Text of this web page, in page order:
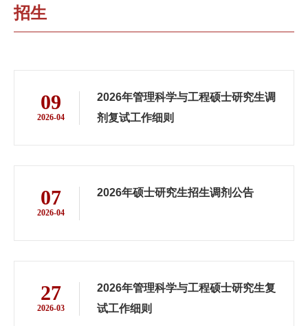
招生
09
2026-04
2026年管理科学与工程硕士研究生调
剂复试工作细则
07
2026-04
2026年硕士研究生招生调剂公告
27
2026-03
2026年管理科学与工程硕士研究生复
试工作细则